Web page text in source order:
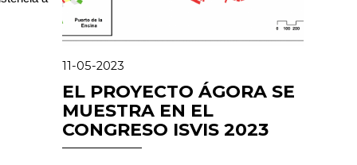
11-05-2023
EL PROYECTO ÁGORA SE
MUESTRA EN EL
CONGRESO ISVIS 2023